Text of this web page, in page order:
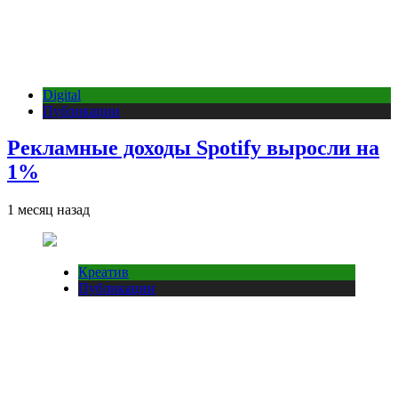
Digital
Публикации
Рекламные доходы Spotify выросли на
1%
1 месяц назад
Креатив
Публикации